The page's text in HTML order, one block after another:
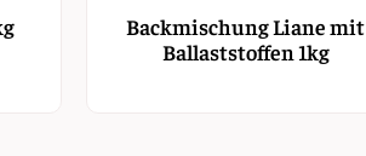
Backmischung Liane mit
Ballaststoffen 1kg